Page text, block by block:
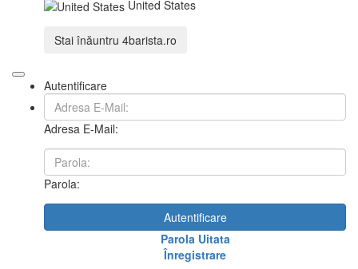
United States
Stai înăuntru 4barista.ro
Autentificare
Adresa E-Mail:
Parola:
Autentificare
Parola Uitata
Înregistrare